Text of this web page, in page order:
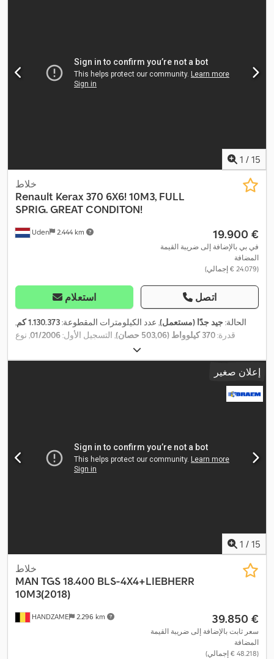
1 / 15
Uden 2.444 km
خلاط
Renault Kerax 370 6X6! 10M3, FULL
SPRIG. GREAT CONDITON!
‏19.900 €
في بي بالإضافة إلى ضريبة القيمة
المضافة
(‏24.079 € إجمالي)
استعلام اتصل
الحالة:جيد جدًا (مستعمل), عدد الكيلومترات المقطوعة:1.130.373 كم
,
قدرة:370 كيلوواط (503,06 حصان) , التسجيل الأول:01/2006, نوع
كابينة نهارية
نوع التروس:ميكانيكي, عدد التروس:16, فئة الانبعاثات:يورو 3 , تعليق:
آخر, سنة الصنع:إعلان صغير
1 / 15
HANDZAME 2.296 km
خلاط
MAN TGS 18.400 BLS-4X4+LIEBHERR
10M3(2018)
‏39.850 €
سعر ثابت بالإضافة إلى ضريبة القيمة
المضافة
(‏48.218 € إجمالي)